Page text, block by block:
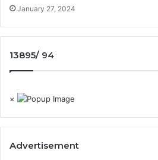
January 27, 2024
13895/ 94
×
Advertisement